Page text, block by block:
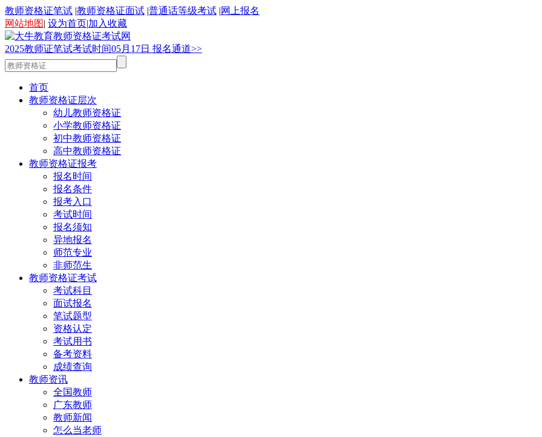
教师资格证笔试 |教师资格证面试 |普通话等级考试 |网上报名
网站地图| 设为首页|加入收藏
2025教师证笔试考试时间05月 17日 报名通道>>
首页
教师资格证层次
幼儿教师资格证
小学教师资格证
初中教师资格证
高中教师资格证
教师资格证报考
报名时间
报名条件
报考入口
考试时间
报名须知
异地报名
师范专业
非师范生
教师资格证考试
考试科目
面试报名
笔试题型
资格认定
考试用书
备考资料
成绩查询
教师资讯
全国教师
广东教师
教师新闻
怎么当老师